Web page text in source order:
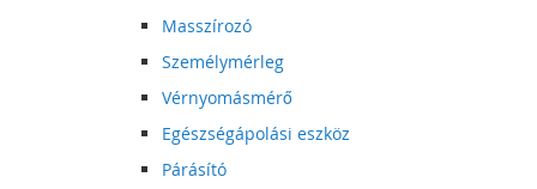
Masszírozó
Személymérleg
Vérnyomásmérő
Egészségápolási eszköz
Párásító